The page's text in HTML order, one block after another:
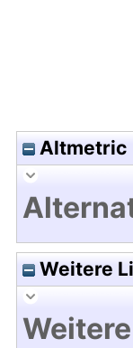
Altmetric
Weitere